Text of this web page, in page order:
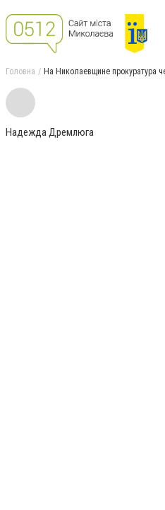
Головна На Николаевщине прокуратура
Надежда Дремлюга